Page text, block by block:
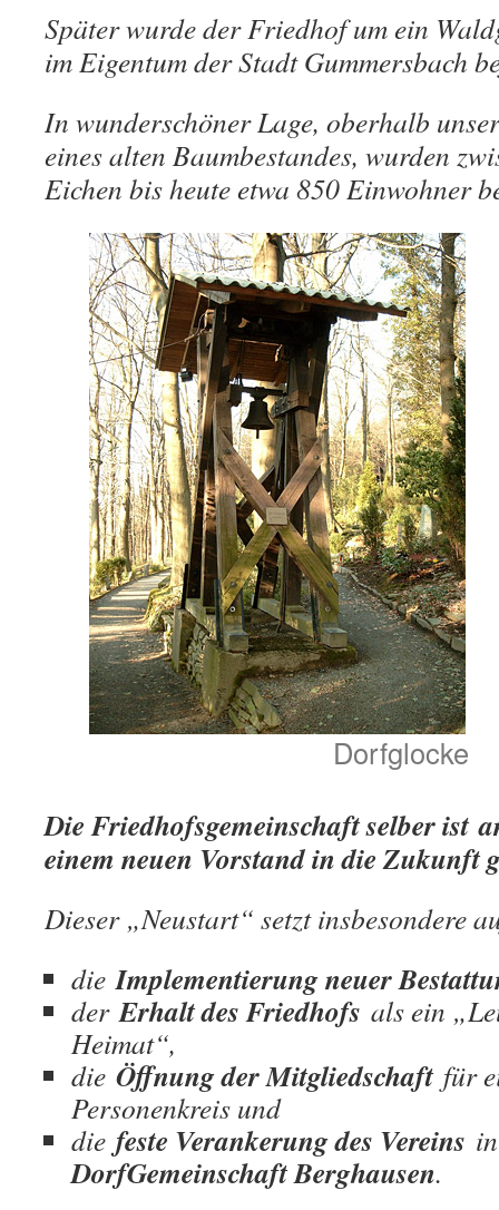
Später wurde der Friedhof um ein
im Eigentum der Stadt Gummersbach
In wunderschöner Lage, oberhalb
eines alten Baumbestandes, wurden
Eichen bis heute etwa 850 Einwohner
Dorfglocke
Die Friedhofsgemeinschaft selber ist
einem neuen Vorstand in die Zukunft
Dieser „Neustart“ setzt insbesondere
dieImplementierung neuer
derErhalt des Friedhofs als ein
Heimat“,
die Öffnung der Mitgliedschaftfür
Personenkreis und
die feste Verankerung des Vereins
DorfGemeinschaft Berghausen.